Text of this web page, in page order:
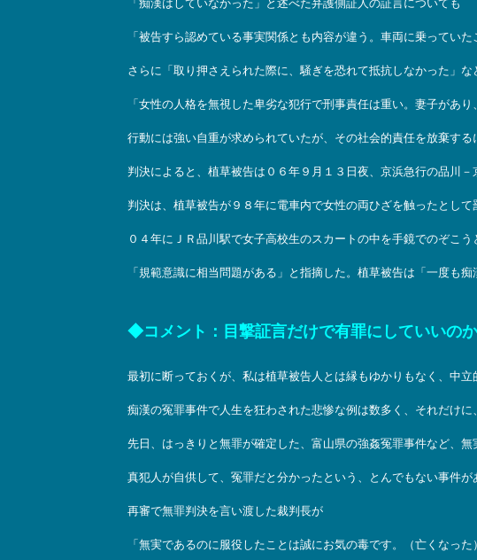
「痴漢はしていなかった」と述べた弁護側証人の証言についても
「被告すら認めている事実関係とも内容が違う。車両に乗ってい
さらに「取り押さえられた際に、騒ぎを恐れて抵抗しなかった」
「女性の人格を無視した卑劣な犯行で刑事責任は重い。妻子があり
行動には強い自重が求められていたが、その社会的責任を放棄する
判決によると、植草被告は０６年９月１３日夜、京浜急行の品川
判決は、植草被告が９８年に電車内で女性の両ひざを触ったとして
０４年にＪＲ品川駅で女子高校生のスカートの中を手鏡でのぞこ
「規範意識に相当問題がある」と指摘した。植草被告は「一度も
◆コメント：目撃証言だけで有罪にしていいのか
最初に断っておくが、私は植草被告人とは縁もゆかりもなく、中立
痴漢の冤罪事件で人生を狂わされた悲惨な例は数多く、それだけに
先日、はっきりと無罪が確定した、富山県の強姦冤罪事件など、
真犯人が自供して、冤罪だと分かったという、とんでもない事件が
再審で無罪判決を言い渡した裁判長が
「無実であるのに服役したことは誠にお気の毒です。（亡くなっ